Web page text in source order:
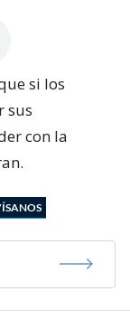
si los
sus
con la